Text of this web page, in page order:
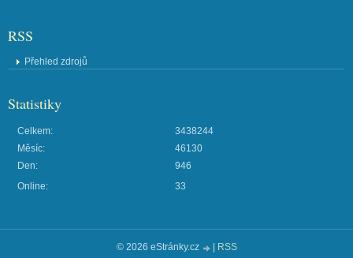
RSS
Přehled zdrojů
Statistiky
Online: 33
Celkem:
3438244
Měsíc:
46130
Den:
946
© 2026 eStránky.cz RSS